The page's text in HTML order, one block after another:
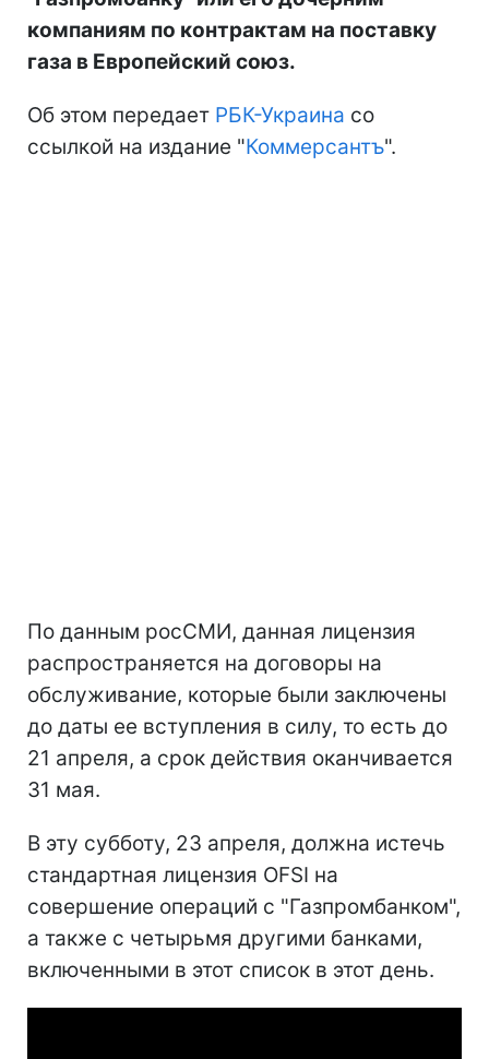
компаниям по контрактам на поставку
газа в Европейский союз.
Об этом передает РБК-Украина со
ссылкой на издание "Коммерсантъ".
По данным росСМИ, данная лицензия
распространяется на договоры на
обслуживание, которые были заключены
до даты ее вступления в силу, то есть до
21 апреля, а срок действия оканчивается
31 мая.
В эту субботу, 23 апреля, должна истечь
стандартная лицензия OFSI на
совершение операций с "Газпромбанком",
а также с четырьмя другими банками,
включенными в этот список в этот день.